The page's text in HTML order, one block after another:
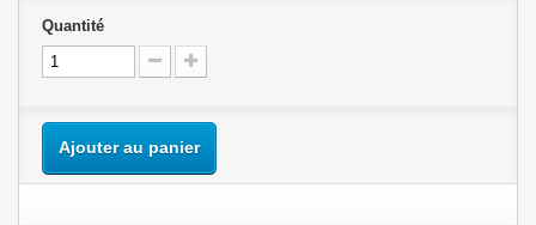
Quantité
Ajouter au panier